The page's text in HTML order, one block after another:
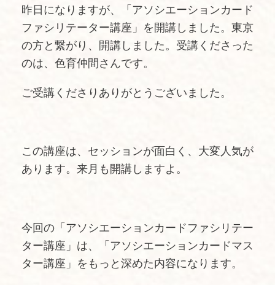
昨日になりますが、「アソシエーションカード
ファシリテーター講座」を開講しました。東京
の方と繋がり、開講しました。受講くださった
のは、色育仲間さんです。
ご受講くださりありがとうございました。
この講座は、セッションが面白く、大変人気が
あります。来月も開講しますよ。
今回の「アソシエーションカードファシリテー
ター講座」は、「アソシエーションカードマス
ター講座」をもっと深めた内容になります。